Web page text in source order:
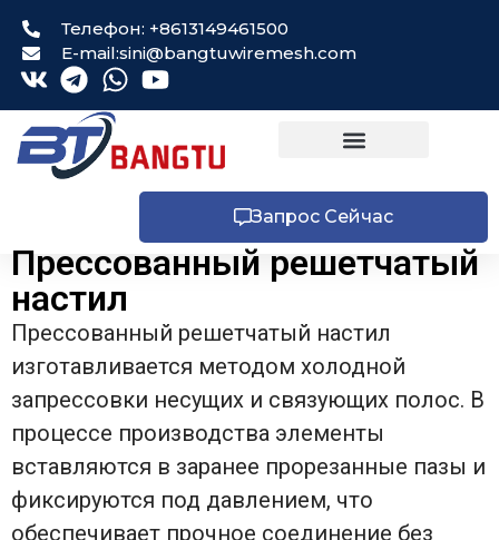
Телефон: +8613149461500
E-mail:sini@bangtuwiremesh.com
Запрос Сейчас
Прессованный решетчатый
настил
Прессованный решетчатый настил
изготавливается методом холодной
запрессовки несущих и связующих полос. В
процессе производства элементы
вставляются в заранее прорезанные пазы и
фиксируются под давлением, что
обеспечивает прочное соединение без